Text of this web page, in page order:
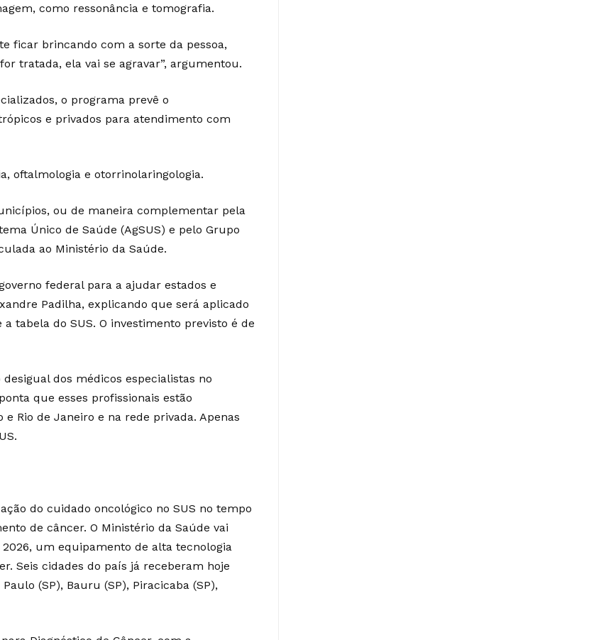
como ressonância e tomografia.
ficar brincando com a sorte da pessoa,
tratada, ela vai se agravar”, argumentou.
o programa prevê o
e privados para atendimento com
oftalmologia e otorrinolaringologia.
ou de maneira complementar pela
Único de Saúde (AgSUS) e pelo Grupo
ao Ministério da Saúde.
federal para a ajudar estados e
Padilha, explicando que será aplicado
tabela do SUS. O investimento previsto é de
dos médicos especialistas no
que esses profissionais estão
Rio de Janeiro e na rede privada. Apenas
do cuidado oncológico no SUS no tempo
de câncer. O Ministério da Saúde vai
um equipamento de alta tecnologia
Seis cidades do país já receberam hoje
(SP), Bauru (SP), Piracicaba (SP),